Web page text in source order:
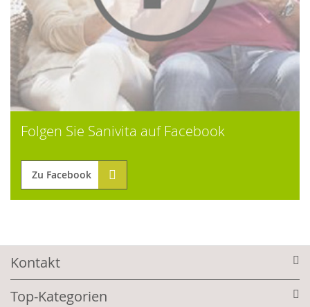
Folgen Sie Sanivita auf Facebook
Zu Facebook
Kontakt
Top-Kategorien